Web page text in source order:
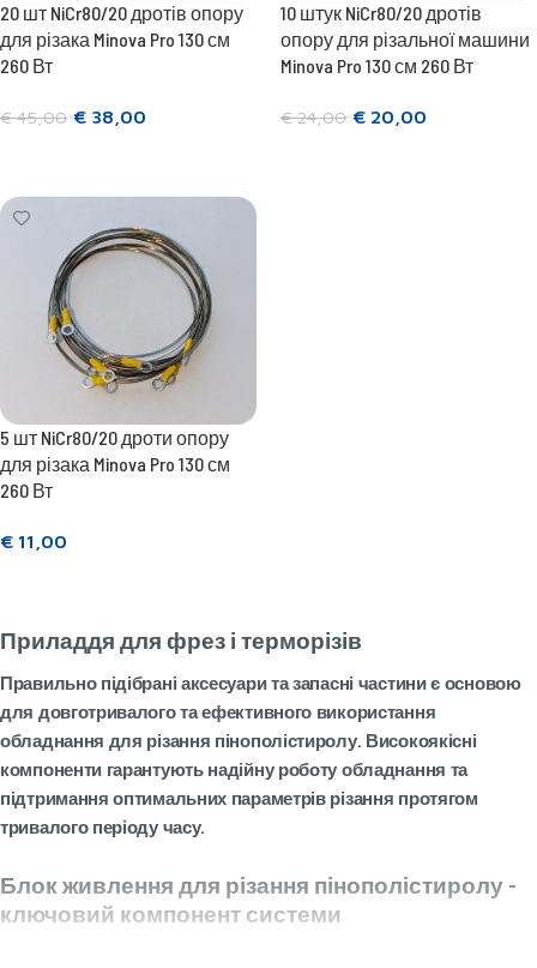
20 шт NiCr80/20 дротів опору
для різака Minova Pro 130 см
260 Вт
€45,00 € 38,00
10 штук NiCr80/20 дротів
опору для різальної машини
Minova Pro 130 см 260 Вт
€24,00 € 20,00
5 шт NiCr80/20 дроти опору
для різака Minova Pro 130 см
260 Вт
€ 11,00
Приладдя для фрез і терморізів
Правильно підібрані аксесуари та запасні частини є основою
для довготривалого та ефективного використання
обладнання для різання пінополістиролу. Високоякісні
компоненти гарантують надійну роботу обладнання та
підтримання оптимальних параметрів різання протягом
тривалого періоду часу.
Блок живлення для різання пінополістиролу -
ключовий компонент системи